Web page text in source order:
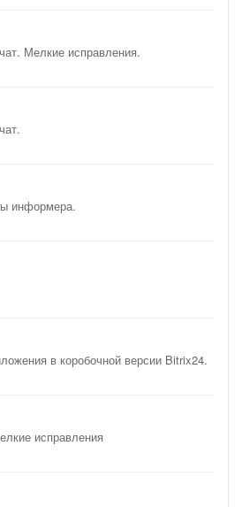
Мелкие исправления.
информера.
в коробочной версии Bitrix24.
исправления